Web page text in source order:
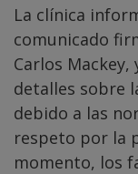
La clínica
comunicado
Carlos
detalles sobre
debido a las
respeto por la
momento, los